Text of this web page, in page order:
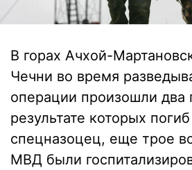
В горах Ачхой-
Чечни во время
операции произошли два
результате которых
спецназоцец, еще трое
МВД были